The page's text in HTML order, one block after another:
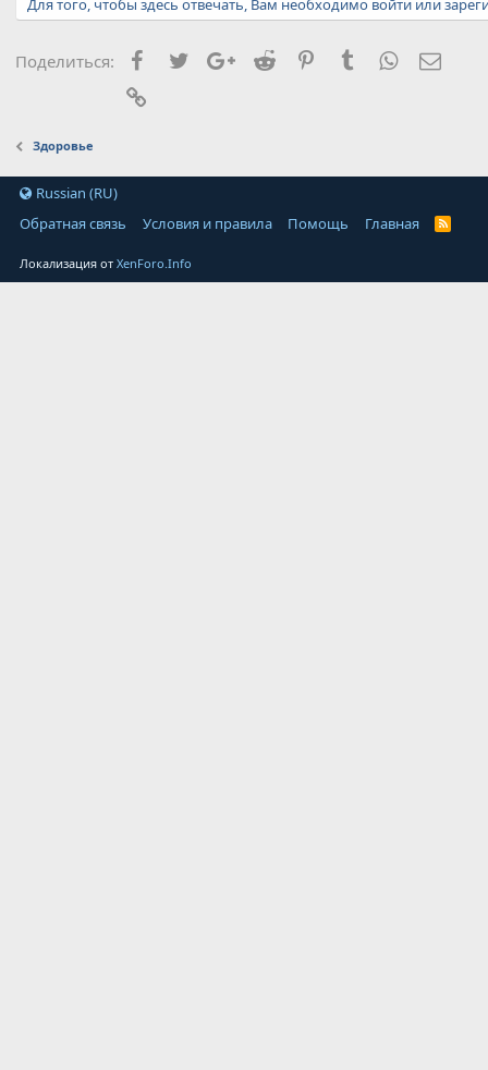
Поделиться: Facebook
TwitterGoogle+
Reddit PinterestTumblrWhatsApp
Здоровье
Russian (RU)
Обратная связь
Условия и правила Помощь Главная
Локализация отXenForo.Info